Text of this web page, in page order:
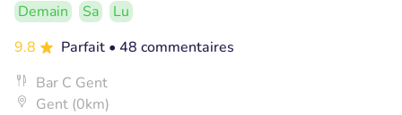
Demain Sa
Lu
9.8
Parfait • 48 commentaires
Bar C Gent
Gent (0km)